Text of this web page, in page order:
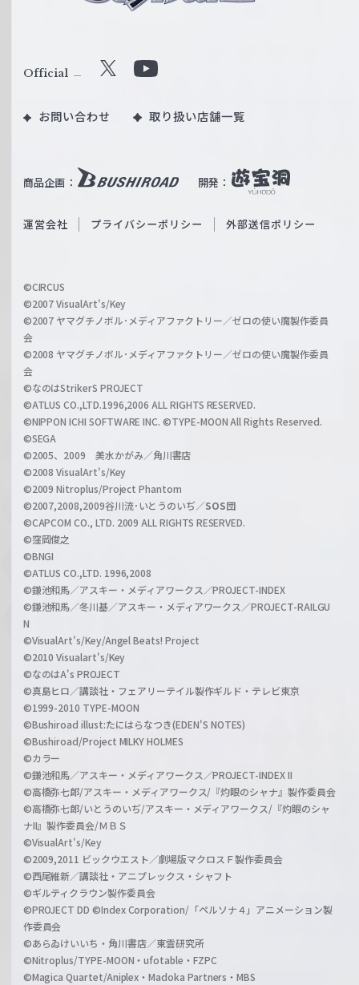
ル
W
ß
c
a
r
z
商品企画： 開発：
Official X
u
b
O
i
l
h
a
n
l
お問い合わせ 取り扱い店舗一覧
運営会社 プライバシーポリシー 外部送信ポリシー
©CIRCUS
©2007 VisualArt's/Key
©2007 ヤマグチノボル･メディアファクトリー／ゼロの使い魔製作委員
会
©2008 ヤマグチノボル･メディアファクトリー／ゼロの使い魔製作委員
会
©なのはStrikerS PROJECT
©ATLUS CO.,LTD.1996,2006 ALL RIGHTS RESERVED.
©NIPPON ICHI SOFTWARE INC. ©TYPE-MOON All Rights Reserved.
©SEGA
©2005、2009 美水かがみ／角川書店
©2008 VisualArt's/Key
©2009 Nitroplus/Project Phantom
©2007,2008,2009谷川流･いとうのいぢ／SOS団
©CAPCOM CO., LTD. 2009 ALL RIGHTS RESERVED.
©窪岡俊之
©BNGI
©ATLUS CO.,LTD. 1996,2008
©鎌池和馬／アスキー・メディアワークス／PROJECT-INDEX
©鎌池和馬／冬川基／アスキー・メディアワークス／PROJECT-RAILGU
N
©VisualArt's/Key/Angel Beats! Project
©2010 Visualart's/Key
©なのはA's PROJECT
©真島ヒロ／講談社・フェアリーテイル製作ギルド・テレビ東京
©1999-2010 TYPE-MOON
©Bushiroad illust:たにはらなつき(EDEN'S NOTES)
©Bushiroad/Project MILKY HOLMES
©カラー
©鎌池和馬／アスキー・メディアワークス／PROJECT-INDEX II
©高橋弥七郎/アスキー・メディアワークス/『灼眼のシャナ』製作委員会
©高橋弥七郎/いとうのいぢ/アスキー・メディアワークス/『灼眼のシャ
ナII』製作委員会/ＭＢＳ
©VisualArt's/Key
©2009,2011 ビックウエスト／劇場版マクロスＦ製作委員会
©西尾維新／講談社・アニプレックス・シャフト
©ギルティクラウン製作委員会
©PROJECT DD ©Index Corporation/「ペルソナ４」アニメーション製
作委員会
©あらゐけいいち・角川書店／東雲研究所
©Nitroplus/TYPE-MOON・ufotable・FZPC
©Magica Quartet/Aniplex・Madoka Partners・MBS